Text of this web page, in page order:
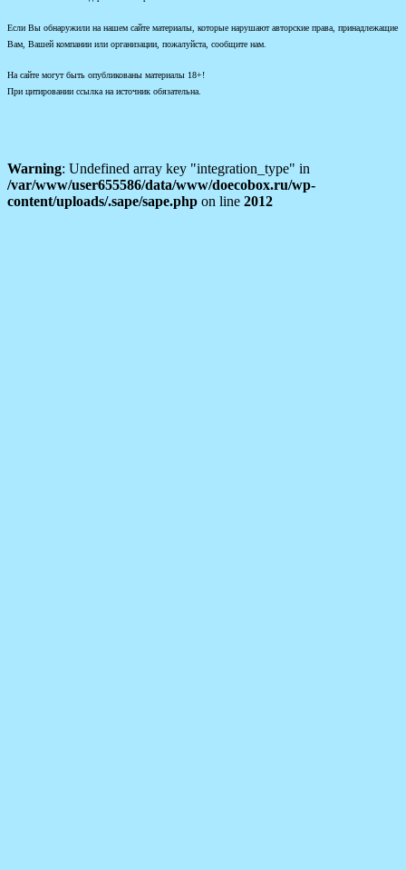
Если Вы обнаружили на нашем сайте материалы, которые нарушают авторские права, принадлежащие
Вам, Вашей компании или организации, пожалуйста, сообщите нам.
На сайте могут быть опубликованы материалы 18+!
При цитировании ссылка на источник обязательна.
Warning: Undefined array key "integration_type" in
/var/www/user655586/data/www/doecobox.ru/wp-
content/uploads/.sape/sape.php on line 2012